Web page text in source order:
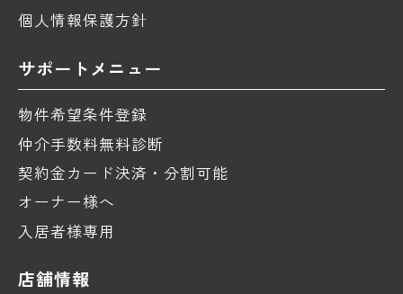
個人情報保護方針
サポートメニュー
物件希望条件登録
仲介手数料無料診断
契約金カード決済・分割可能
オーナー様へ
入居者様専用
店舗情報